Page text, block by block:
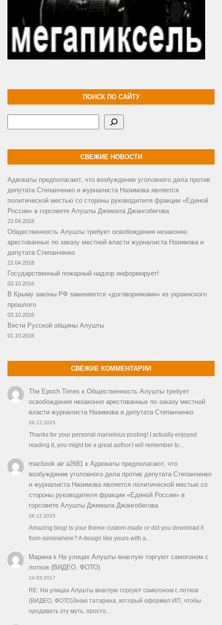
ПОИСК ПО САЙТУ
СВЕЖИЕ НОВОСТИ
Адвокаты предполагают, что возбуждение уголовного дела против
депутата Степанченко и журналиста Назимова является
политической местью со стороны руководителя фракции «Единой
России» в горсовете Алушты Джемала Джангобегова
22.04.2018
Общественность Алушты требует освобождения незаконно
арестованных по заказу местной власти журналиста Назимова и
депутата Степанченко
22.04.2018
Государственный пожарный надзор информирует!
03.10.2016
В Крыму законы РФ заменяются «договорняками» из украинского
прошлого
03.10.2016
Вести Русской общины Алушты
01.10.2016
СВЕЖИЕ КОММЕНТАРИИ
The Epoch Times к Общественность Алушты требует
освобождения незаконно арестованных по заказу местной
власти журналиста Назимова и депутата Степанченко
26.12.2025
Thanks for your personal marvelous posting! I actually enjoyed
reading it, you might be a great author.I will remember to…
macbook air a2681к Адвокаты предполагают, что
возбуждение уголовного дела против депутата Степанченко
и журналиста Назимова является политической местью со
стороны руководителя фракции «Единой России» в
горсовете Алушты Джемала Джангобегова
26.12.2025
Amazing blog! Is your theme custom made or did you download it
from somewhere? A design like yours with a…
Маринак На улицах Алушты внаглую торгуют самогоном с
лотков (ВИДЕО, ФОТО)
14.03.2017
RE: На улицах Алушты внаглую торгуют самогоном с лотков
(ВИДЕО, ФОТО)Знаю татарина, который оформил ИП, чтобы
продавать эту муть. просто…